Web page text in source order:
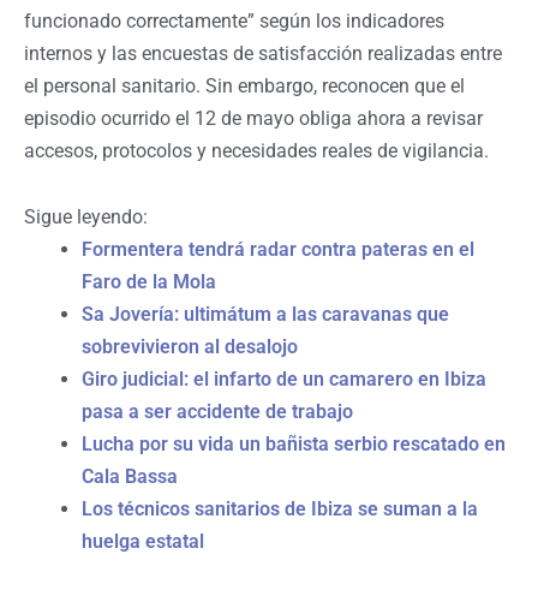
funcionado correctamente” según los indicadores
internos y las encuestas de satisfacción realizadas entre
el personal sanitario. Sin embargo, reconocen que el
episodio ocurrido el 12 de mayo obliga ahora a revisar
accesos, protocolos y necesidades reales de vigilancia.
Sigue leyendo:
Formentera tendrá radar contra pateras en el
Faro de la Mola
Sa Jovería: ultimátum a las caravanas que
sobrevivieron al desalojo
Giro judicial: el infarto de un camarero en Ibiza
pasa a ser accidente de trabajo
Lucha por su vida un bañista serbio rescatado en
Cala Bassa
Los técnicos sanitarios de Ibiza se suman a la
huelga estatal